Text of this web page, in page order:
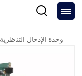
ABB SPASI23 وحدة الإدخال التناظرية